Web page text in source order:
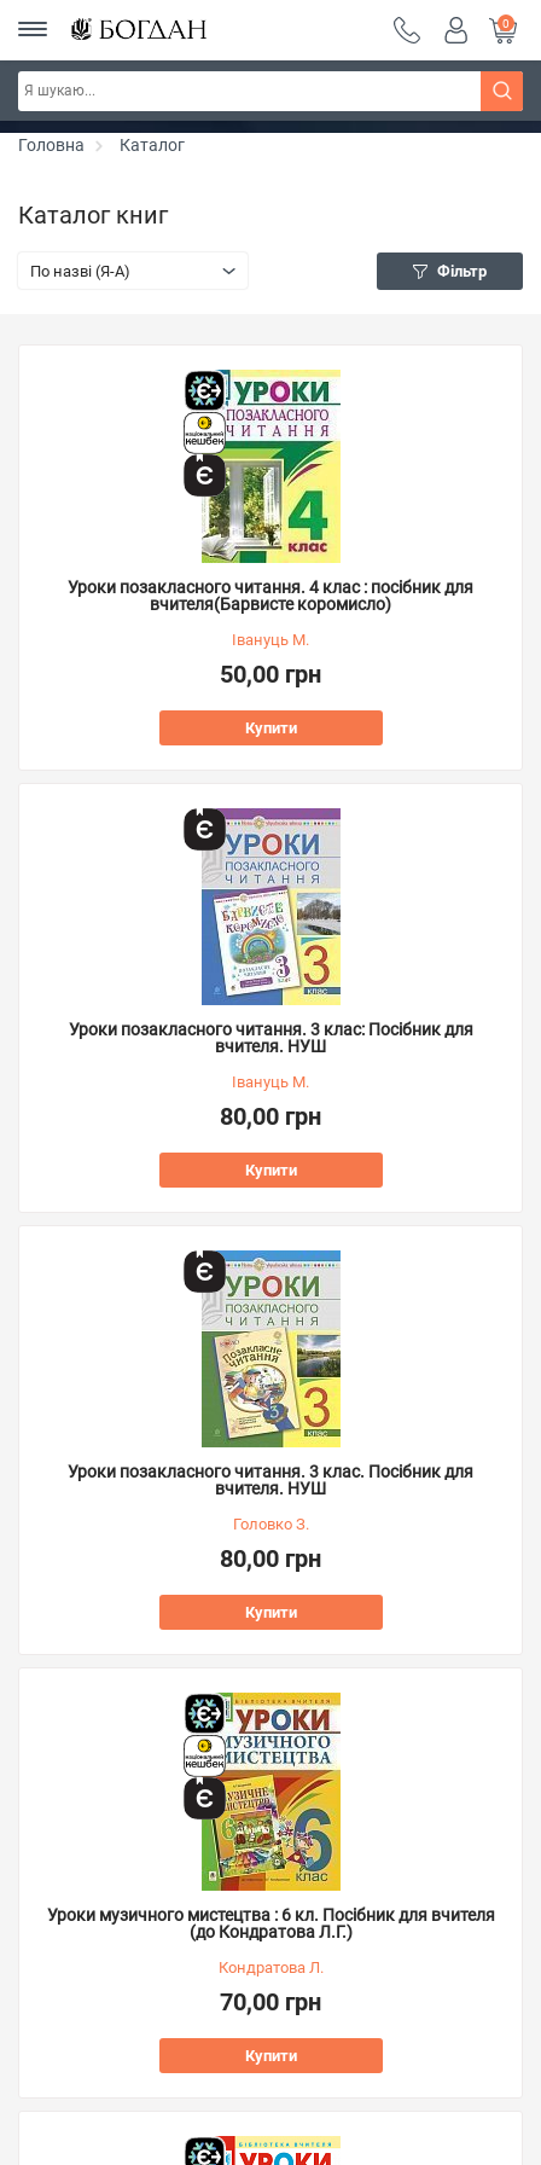
Серія "Чейзіана" ~ знижка 20%
0
Головна Каталог
Каталог книг
По назві (Я-А) Фільтр
Уроки позакласного читання. 4 клас : посібник для
вчителя(Барвисте коромисло)
Івануць М.
50,00 грн
Купити
Уроки позакласного читання. 3 клас: Посібник для
вчителя. НУШ
Івануць М.
80,00 грн
Купити
Уроки позакласного читання. 3 клас. Посібник для
вчителя. НУШ
Головко З.
80,00 грн
Купити
Уроки музичного мистецтва : 6 кл. Посібник для вчителя
(до Кондратова Л.Г.)
Кондратова Л.
70,00 грн
Купити